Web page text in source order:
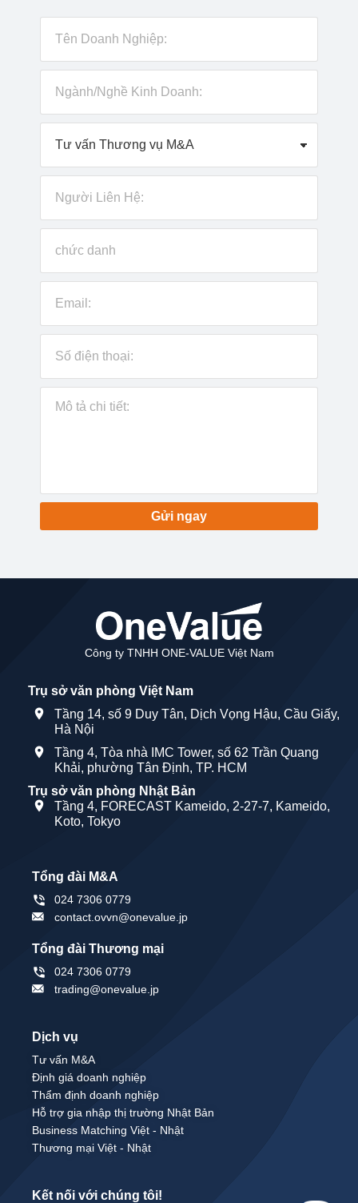
Gửi ngay
Công ty TNHH ONE-VALUE Việt Nam
Trụ sở văn phòng Việt Nam
Tầng 14, số 9 Duy Tân, Dịch Vọng Hậu, Cầu Giấy,
Hà Nội
Tầng 4, Tòa nhà IMC Tower, số 62 Trần Quang
Khải, phường Tân Định, TP. HCM
Trụ sở văn phòng Nhật Bản
Tầng 4, FORECAST Kameido, 2-27-7, Kameido,
Koto, Tokyo
Tổng đài M&A
024 7306 0779
contact.ovvn@onevalue.jp
Tổng đài Thương mại
024 7306 0779
trading@onevalue.jp
Dịch vụ
Tư vấn M&A
Định giá doanh nghiệp
Thẩm định doanh nghiệp
Hỗ trợ gia nhập thị trường Nhật Bản
Business Matching Việt - Nhật
Thương mại Việt - Nhật
Kết nối với chúng tôi!